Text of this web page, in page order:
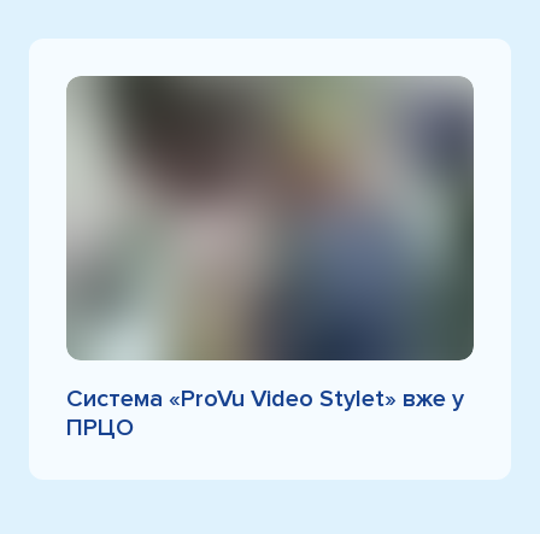
Система «ProVu Video Stylet» вже у
ПРЦО